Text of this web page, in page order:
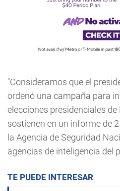
"Consideramos que el
ordenó una campaña para
elecciones presidenciales de
sostienen en un informe de
la Agencia de Seguridad
agencias de inteligencia del
TE PUEDE INTERESAR